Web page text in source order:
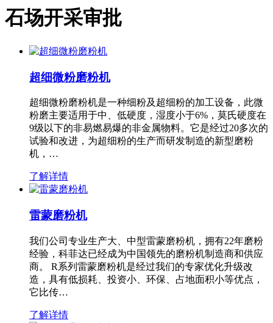
石场开采审批
超细微粉磨粉机
超细微粉磨粉机是一种细粉及超细粉的加工设备，此微
粉磨主要适用于中、低硬度，湿度小于6%，莫氏硬度在
9级以下的非易燃易爆的非金属物料。它是经过20多次的
试验和改进，为超细粉的生产而研发制造的新型磨粉
机，…
了解详情
雷蒙磨粉机
我们公司专业生产大、中型雷蒙磨粉机，拥有22年磨粉
经验，科菲达已经成为中国领先的磨粉机制造商和供应
商。 R系列雷蒙磨粉机是经过我们的专家优化升级改
造，具有低损耗、投资小、环保、占地面积小等优点，
它比传…
了解详情